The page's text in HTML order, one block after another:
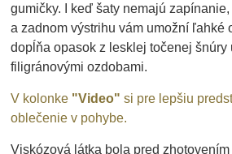
gumičky. I keď šaty nemajú
a zadnom výstrihu vám umožní ľahké
dopĺňa opasok z lesklej točenej šnúry
filigránovými ozdobami.
V kolonke "Video" si pre lepšiu
oblečenie v pohybe.
Viskózová látka bola pred